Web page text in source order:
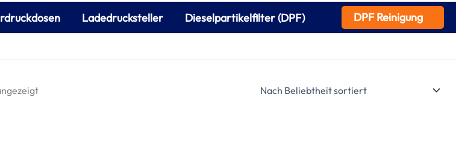
Ladedrucksteller Dieselpartikelfilter (DPF) DPF Reinigung